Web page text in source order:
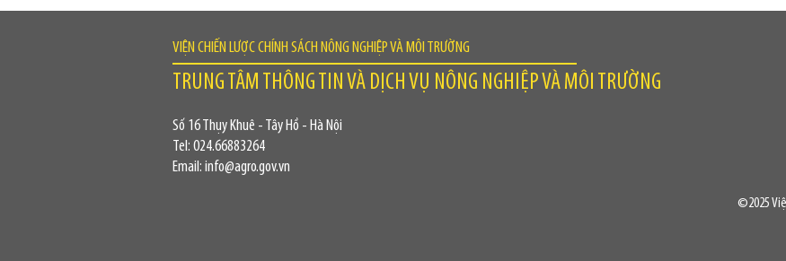
VIỆN CHIẾN LƯỢC CHÍNH SÁCH NÔNG NGHIỆP VÀ MÔI TRƯỜNG
TRUNG TÂM THÔNG TIN VÀ DỊCH VỤ NÔNG NGHIỆP VÀ MÔI TRƯỜNG
Số 16 Thụy Khuê - Tây Hồ - Hà Nội
Tel: 024.66883264
Email: info@agro.gov.vn
©2025